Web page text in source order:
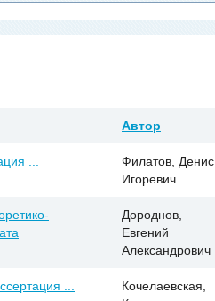
Автор
...
Филатов, Денис
Игоревич
Дороднов,
Евгений
Александрович
...
Кочелаевская,